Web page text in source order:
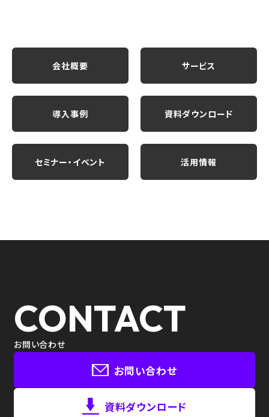
会社概要 サービス
導入事例 資料ダウンロード
セミナー・イベント 活用情報
CONTACT
お問い合わせ
お問い合わせ
資料ダウンロード